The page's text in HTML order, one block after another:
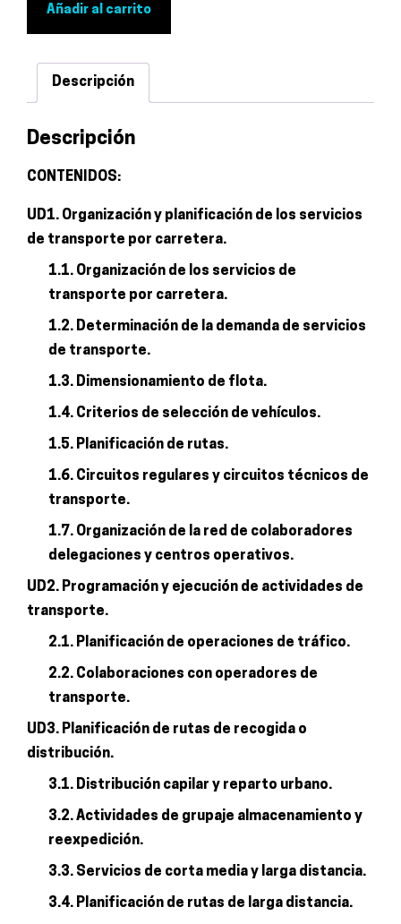
transporte
por
cantidad
Añadir al carrito
Descripción
Descripción
CONTENIDOS:
UD1. Organización y planificación de los servicios
de transporte por carretera.
1.1. Organización de los servicios de
transporte por carretera.
1.2. Determinación de la demanda de servicios
de transporte.
1.3. Dimensionamiento de flota.
1.4. Criterios de selección de vehículos.
1.5. Planificación de rutas.
1.6. Circuitos regulares y circuitos técnicos de
transporte.
1.7. Organización de la red de colaboradores
delegaciones y centros operativos.
UD2. Programación y ejecución de actividades de
transporte.
2.1. Planificación de operaciones de tráfico.
2.2. Colaboraciones con operadores de
transporte.
UD3. Planificación de rutas de recogida o
distribución.
3.1. Distribución capilar y reparto urbano.
3.2. Actividades de grupaje almacenamiento y
reexpedición.
3.3. Servicios de corta media y larga distancia.
3.4. Planificación de rutas de larga distancia.